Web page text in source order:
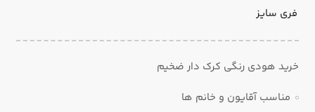
فری سایز
خرید هودی رنگی کرک دار ضخیم
مناسب آقایون و خانم ها